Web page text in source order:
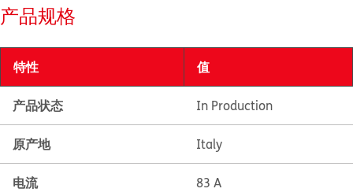
产品规格
特性 值
产品状态 In Production
原产地 Italy
电流 83 A